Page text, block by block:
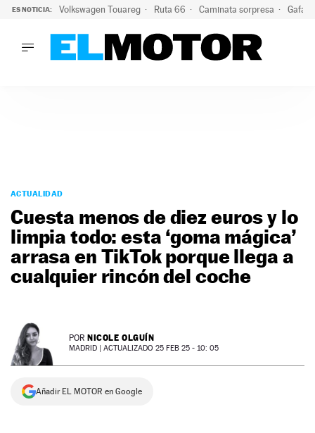
ES NOTICIA: Volkswagen Touareg Ruta 66 Caminata sorpresa Gafas
PODCAST
MOTOS
TECNOLOGÍA
SUPERCOCHES
NEWSLETTER
ACTUALIDAD
Cuesta menos de diez euros y lo
limpia todo: esta ‘goma mágica’
arrasa en TikTok porque llega a
cualquier rincón del coche
POR NICOLE OLGUÍN
MADRID | ACTUALIZADO 25 FEB 25 - 10: 05
Añadir EL MOTOR en Google